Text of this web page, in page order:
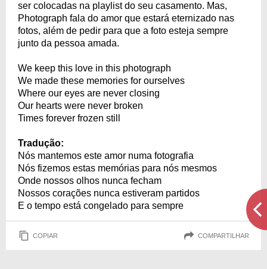
ser colocadas na playlist do seu casamento. Mas,
Photograph fala do amor que estará eternizado nas
fotos, além de pedir para que a foto esteja sempre
junto da pessoa amada.
We keep this love in this photograph
We made these memories for ourselves
Where our eyes are never closing
Our hearts were never broken
Times forever frozen still
Tradução:
Nós mantemos este amor numa fotografia
Nós fizemos estas memórias para nós mesmos
Onde nossos olhos nunca fecham
Nossos corações nunca estiveram partidos
E o tempo está congelado para sempre
COPIAR COMPARTILHAR